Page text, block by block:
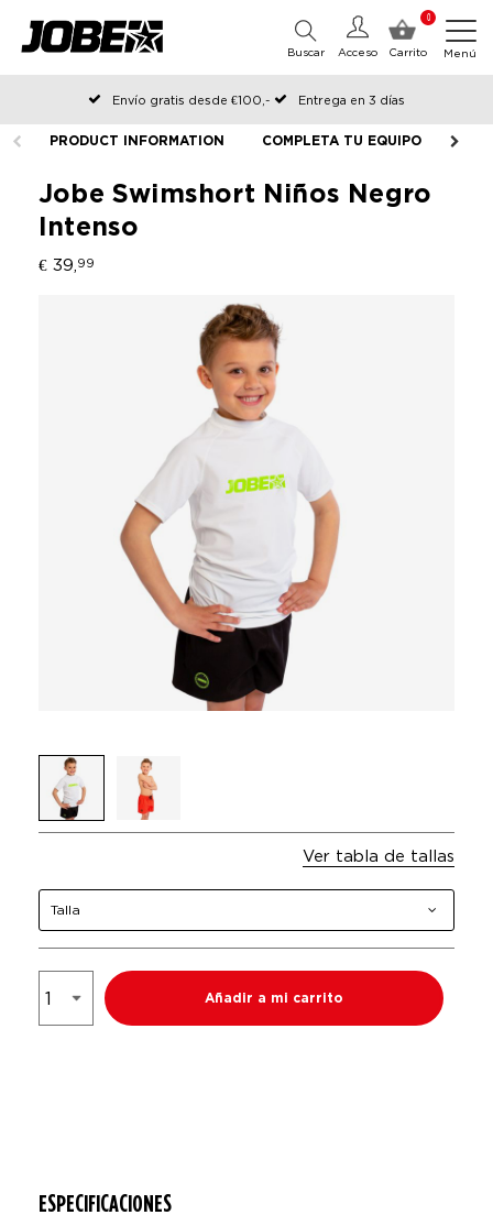
0
Carrito
Acceso
Buscar Menú
Envío gratis desde €100,-
Entrega en 3 días
Pedido antes de las 12:00 en días hábiles, enviado el mismo día
PRODUCT INFORMATION COMPLETA TU EQUIPO
Jobe Swimshort Niños Negro
Intenso
€ 39, 99
Ver tabla de tallas
Talla
Añadir a mi carrito
ESPECIFICACIONES